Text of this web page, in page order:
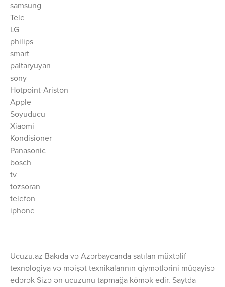
samsung
Tele
LG
philips
smart
paltaryuyan
sony
Hotpoint-Ariston
Apple
Soyuducu
Xiaomi
Kondisioner
Panasonic
bosch
tv
tozsoran
telefon
iphone
Ucuzu.az Bakıda və Azərbaycanda satılan müxtəlif
texnologiya və məişət texnikalarının qiymətlərini müqayisə
edərək Sizə ən ucuzunu tapmağa kömək edir. Saytda